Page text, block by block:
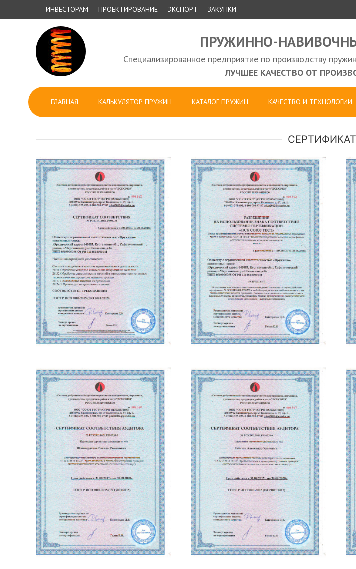
ИНВЕСТОРАМ ПРОЕКТИРОВАНИЕ ЭКСПОРТ ЗАКУПКИ
ПРУЖИННО-
Специализированное предприятие по производству
ЛУЧШЕЕ КАЧЕСТВО ОТ
ГЛАВНАЯ КАЛЬКУЛЯТОР ПРУЖИН КАТАЛОГ ПРУЖИН КАЧЕСТВО И ТЕХНОЛОГИИ